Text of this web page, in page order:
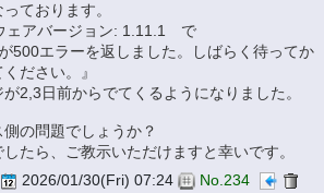
ております。
ェアバージョン: 1.11.1 で
500エラーを返しました。しばらく待ってか
ださい。』
2,3日前からでてくるようになりました。
の問題でしょうか？
たら、ご教示いただけますと幸いです。
2026/01/30(Fri) 07:24 No.234